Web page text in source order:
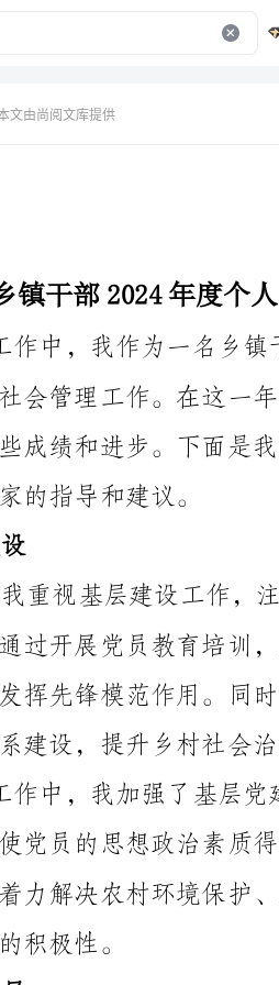
文由尚阅文库提供
改善农村公共服务水平，提高农民的生活质量。
职责，努力做出了一些成绩和进步。下面是我2024年度个人工作总
结，希望能够得到大家的指导和建议。
推动农村社会治理体系建设，提升乡村社会治理水平。
列的学习教育活动，使党员的思想政治素质得到提升。同时，加强了